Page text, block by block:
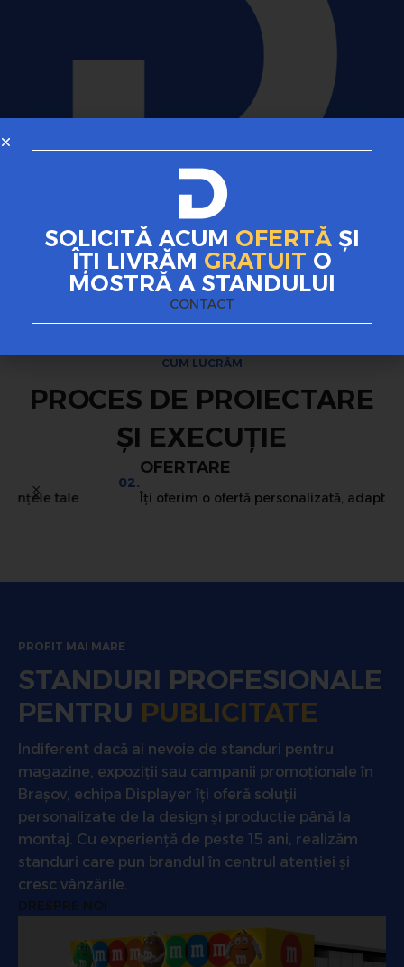
CUM LUCRĂM
PROCES DE PROIECTARE
ȘI EXECUȚIE
02.
Îți oferim o ofertă personalizată, adaptată bugetului.
PROFIT MAI MARE
STANDURI PROFESIONALE
PENTRU PUBLICITATE
Indiferent dacă ai nevoie de standuri pentru
magazine, expoziții sau campanii promoționale în
Brașov, echipa Displayer îți oferă soluții
personalizate de la design și producție până la
montaj. Cu experiență de peste 15 ani, realizăm
standuri care pun brandul în centrul atenției și
cresc vânzările.
DRESPRE NOI
SOLICITĂ ACUM OFERTĂ ȘI
ÎȚI LIVRĂM GRATUIT O
MOSTRĂ A STANDULUI
CONTACT